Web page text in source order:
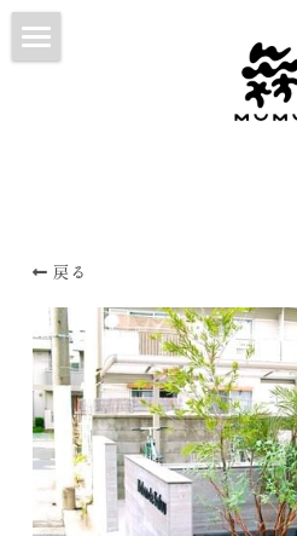
NOTE
日本語
日本語
English
戻る